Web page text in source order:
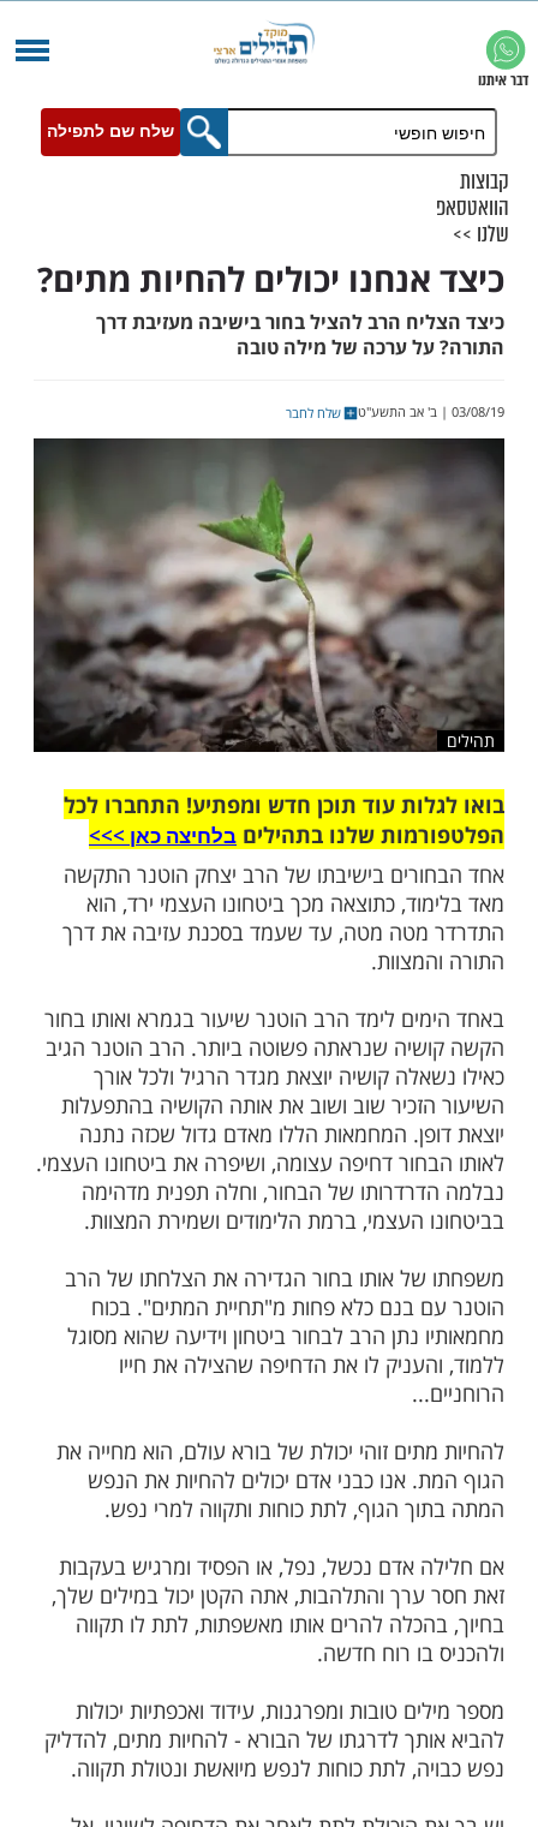
שלח שם לתפילה
יכולים להחיות מתים?
הרב להציל בחור בישיבה מעזיבת דרך
ערכה של מילה טובה
שלח לחבר
עוד תוכן חדש ומפתיע! התחברו לכל
שלנו בתהיליםבלחיצה כאן >>>​
בישיבתו של הרב יצחק הוטנר התקשה
כתוצאה מכך ביטחונו העצמי ירד, הוא
מטה, עד שעמד בסכנת עזיבה את דרך
לימד הרב הוטנר שיעור בגמרא ואותו בחור
שנראתה פשוטה ביותר. הרב הוטנר הגיב
קושיה יוצאת מגדר הרגיל ולכל אורך
שוב ושוב את אותה הקושיה בהתפעלות
דחיפה עצומה, ושיפרה את ביטחונו העצמי.
של הבחור, וחלה תפנית מדהימה
העצמי, ברמת הלימודים ושמירת המצוות.
אותו בחור הגדירה את הצלחתו של הרב
בנם כלא פחות מ"תחיית המתים". בכוח
נתן הרב לבחור ביטחון וידיעה שהוא מסוגל
לו את הדחיפה שהצילה את חייו
זוהי יכולת של בורא עולם, הוא מחייה את